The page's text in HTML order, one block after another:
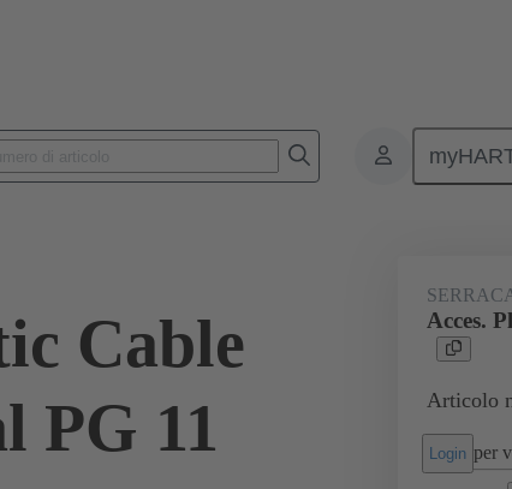
Accessori Pressacavi
Cable
PG 11
Acces.
Articolo
Login per